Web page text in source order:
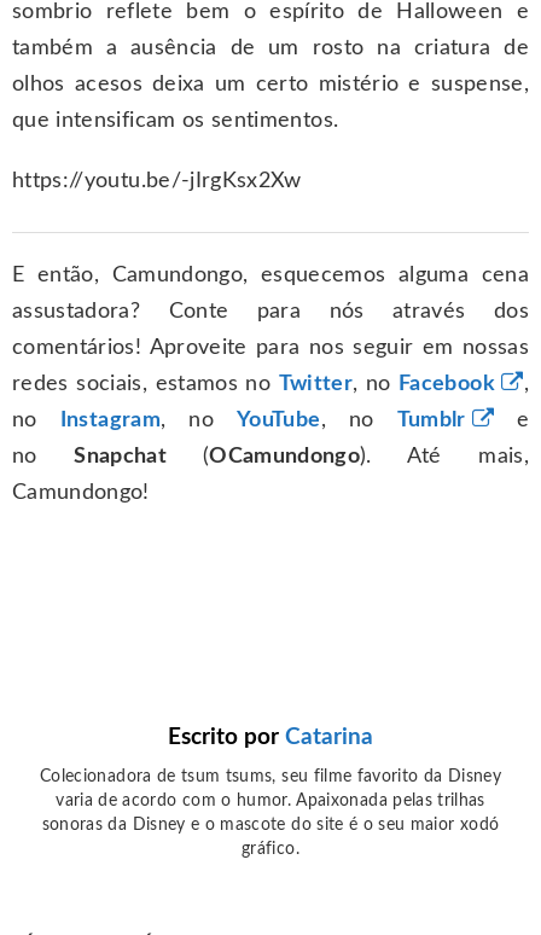
sombrio reflete bem o espírito de Halloween e
também a ausência de um rosto na criatura de
olhos acesos deixa um certo mistério e suspense,
que intensificam os sentimentos.
https://youtu.be/-jIrgKsx2Xw
E então, Camundongo, esquecemos alguma cena
assustadora? Conte para nós através dos
comentários! Aproveite para nos seguir em nossas
redes sociais, estamos no Twitter, no Facebook
,
no
Instagram, noYouTube, no Tumblr
e
noSnapchat (OCamundongo). Até mais,
Camundongo!
Escrito por Catarina
Colecionadora de tsum tsums, seu filme favorito da Disney
varia de acordo com o humor. Apaixonada pelas trilhas
sonoras da Disney e o mascote do site é o seu maior xodó
gráfico.